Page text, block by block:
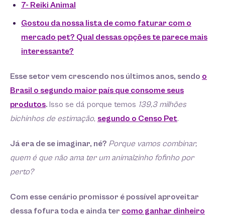
7- Reiki Animal
Gostou da nossa lista de como faturar com o
mercado pet? Qual dessas opções te parece mais
interessante?
Esse setor vem crescendo nos últimos anos, sendo o
Brasil o segundo maior país que consome seus
produtos. Isso se dá porque temos 139,3 milhões
bichinhos de estimação, segundo o Censo Pet.
Já era de se imaginar, né? Porque vamos combinar,
quem é que não ama ter um animalzinho fofinho por
perto?
Com esse cenário promissor é possível aproveitar
dessa fofura toda e ainda ter como ganhar dinheiro